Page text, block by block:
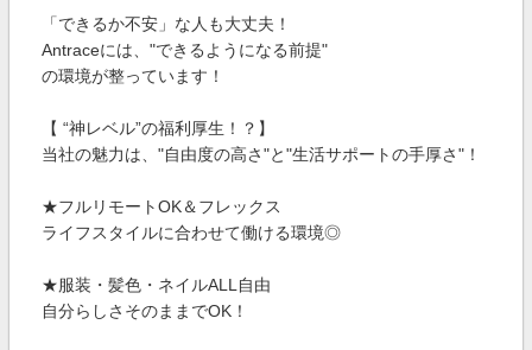
「できるか不安」な人も大丈夫！
Antraceには、"できるようになる前提"
の環境が整っています！
【 “神レベル”の福利厚生！？】
当社の魅力は、"自由度の高さ"と"生活サポートの手厚さ"！
★フルリモートOK＆フレックス
ライフスタイルに合わせて働ける環境◎
★服装・髪色・ネイルALL自由
自分らしさそのままでOK！